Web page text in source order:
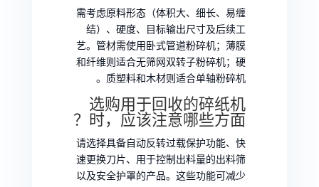
需考虑原料形态（体积大、细长、易缠
结）、硬度、目标输出尺寸及后续工
艺。管材需使用卧式管道粉碎机；薄膜
和纤维则适合无筛网双转子粉碎机；硬
质塑料和木材则适合单轴粉碎机。
选购用于回收的碎纸机
时，应该注意哪些方面？
请选择具备自动反转过载保护功能、快
速更换刀片、用于控制出料量的出料筛
以及安全护罩的产品。这些功能可减少